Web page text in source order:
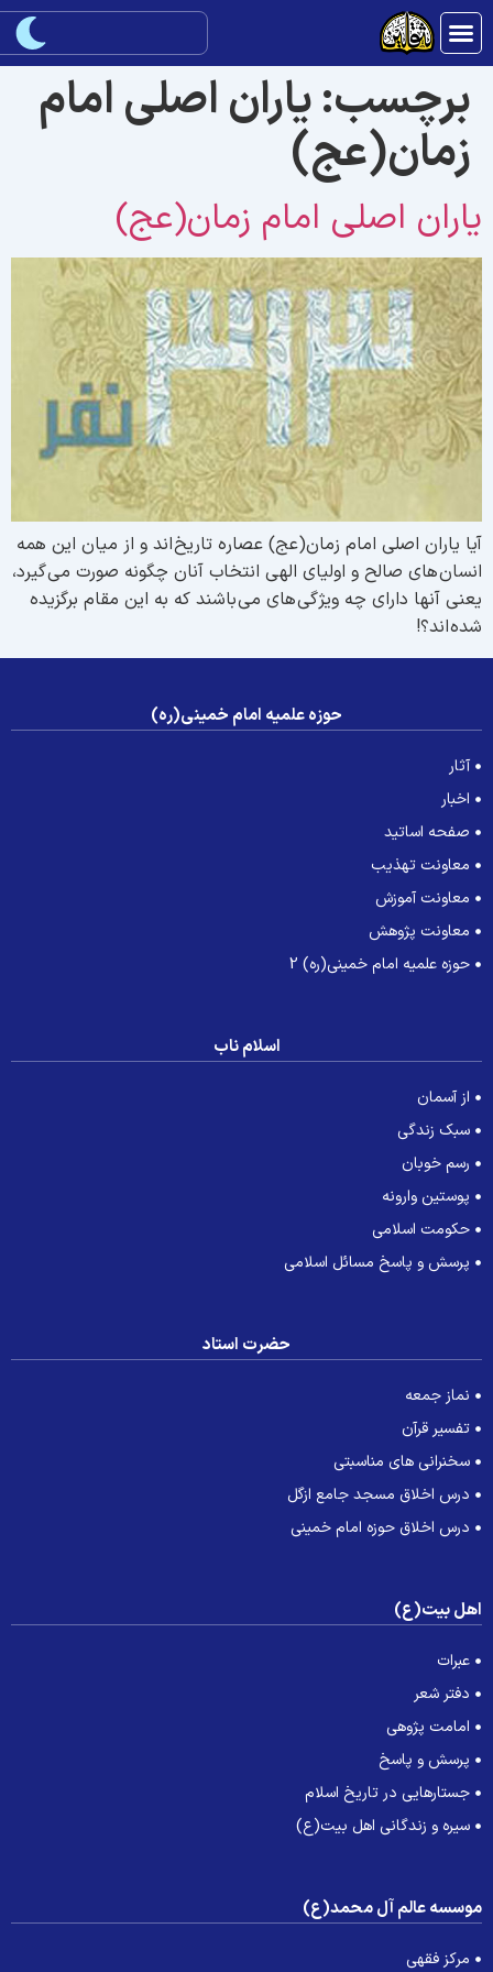
برچسب:یاران اصلى امام
زمان(عج)
اصلى امام زمان(عج)
ياران اصلى امام زمان(عج) عصاره تاريخ اند و از ميان اين همه
هاى صالح و اولياى الهى انتخاب آنان چگونه صورت مى گيرد،
آنها داراى چه ويژگى هاى مى باشند كه به اين مقام برگزيده
اند؟!
حوزه علمیه امام خمینی(ره)
آثار
اخبار
صفحه اساتید
معاونت تهذیب
معاونت آموزش
معاونت پژوهش
حوزه علمیه امام خمینی(ره) 2
اسلام ناب
از آسمان
سبک زندگی
رسم خوبان
پوستین وارونه
حکومت اسلامی
پرسش و پاسخ مسائل اسلامی
حضرت استاد
نماز جمعه
تفسیر قرآن
سخنرانی های مناسبتی
درس اخلاق مسجد جامع ازگل
درس اخلاق حوزه امام خمینی
بیت(ع)
عبرات
دفتر شعر
امامت پژوهی
پرسش و پاسخ
جستارهایی در تاریخ اسلام
سیره و زندگانی اهل بیت(ع)
عالم آل محمد(ع)
مرکز فقهی